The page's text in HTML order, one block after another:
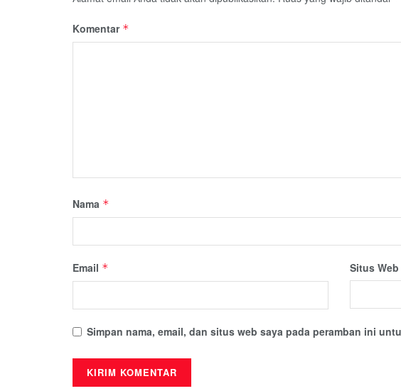
Komentar *
Nama *
Email * Situs Web
Simpan nama, email, dan situs web saya pada peramban ini